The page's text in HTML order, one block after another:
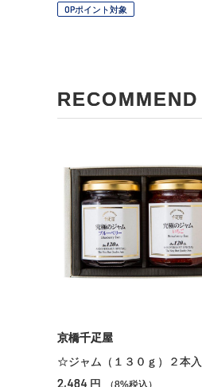
OPポイント対象
RECOMMEND
京橋千疋屋
☆ジャム（１３０ｇ）２本入
2,484 円 （8%税込）